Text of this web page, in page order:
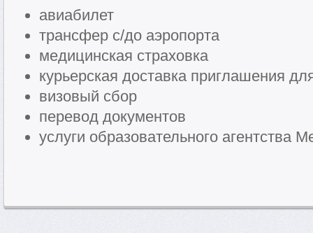
авиабилет
трансфер с/до аэропорта
медицинская страховка
курьерская доставка приглашения
визовый сбор
перевод документов
услуги образовательного агентства